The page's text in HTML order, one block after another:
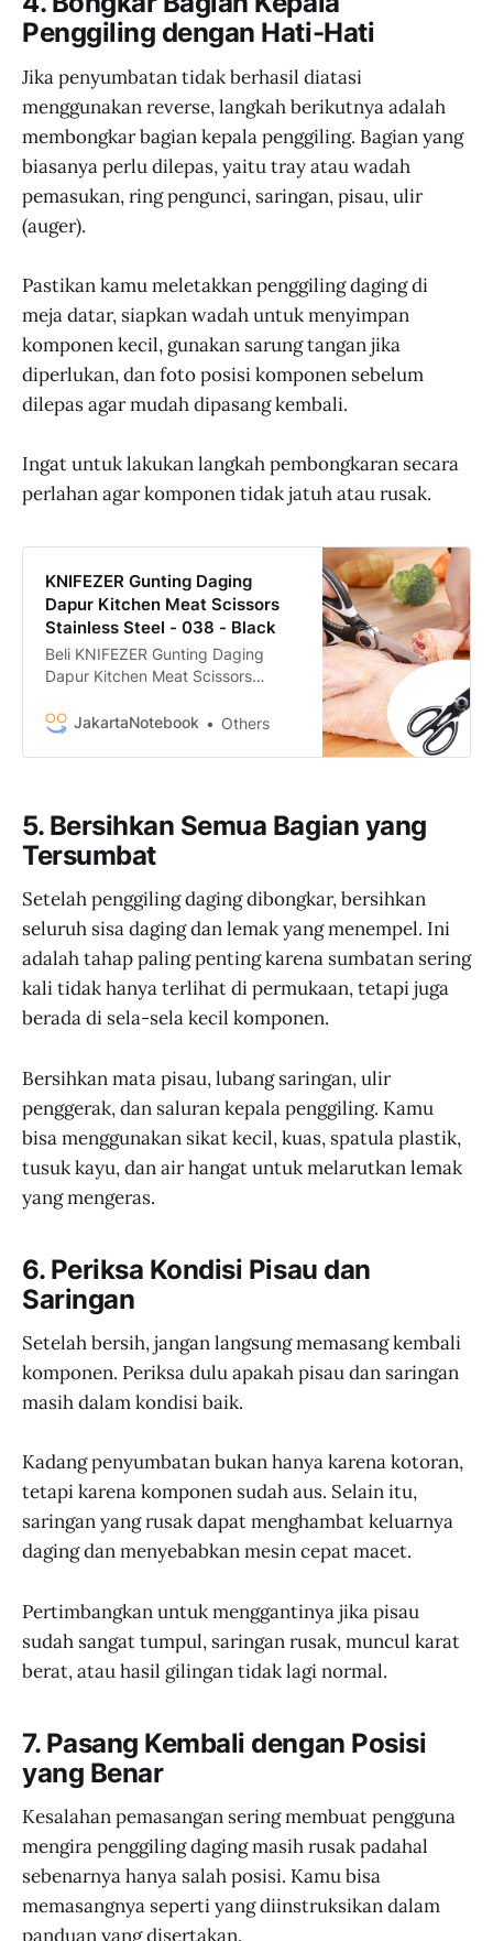
Penggiling dengan Hati-Hati
Jika penyumbatan tidak berhasil diatasi
menggunakan reverse, langkah berikutnya adalah
membongkar bagian kepala penggiling. Bagian yang
biasanya perlu dilepas, yaitu tray atau wadah
pemasukan, ring pengunci, saringan, pisau, ulir
(auger).
Pastikan kamu meletakkan penggiling daging di
meja datar, siapkan wadah untuk menyimpan
komponen kecil, gunakan sarung tangan jika
diperlukan, dan foto posisi komponen sebelum
dilepas agar mudah dipasang kembali.
Ingat untuk lakukan langkah pembongkaran secara
perlahan agar komponen tidak jatuh atau rusak.
KNIFEZER Gunting Daging
Dapur Kitchen Meat Scissors
Stainless Steel - 038 - Black
Beli KNIFEZER Gunting Daging
Dapur Kitchen Meat Scissors
bergaransi hanya di
fitur COD, 1-Day Shipping, dan
JakartaNotebook Others
5. Bersihkan Semua Bagian yang
Tersumbat
Setelah penggiling daging dibongkar, bersihkan
seluruh sisa daging dan lemak yang menempel. Ini
adalah tahap paling penting karena sumbatan sering
kali tidak hanya terlihat di permukaan, tetapi juga
berada di sela-sela kecil komponen.
Bersihkan mata pisau, lubang saringan, ulir
penggerak, dan saluran kepala penggiling. Kamu
bisa menggunakan sikat kecil, kuas, spatula plastik,
tusuk kayu, dan air hangat untuk melarutkan lemak
yang mengeras.
6. Periksa Kondisi Pisau dan
Saringan
Setelah bersih, jangan langsung memasang kembali
komponen. Periksa dulu apakah pisau dan saringan
masih dalam kondisi baik.
Kadang penyumbatan bukan hanya karena kotoran,
tetapi karena komponen sudah aus. Selain itu,
saringan yang rusak dapat menghambat keluarnya
daging dan menyebabkan mesin cepat macet.
Pertimbangkan untuk menggantinya jika pisau
sudah sangat tumpul, saringan rusak, muncul karat
berat, atau hasil gilingan tidak lagi normal.
7. Pasang Kembali dengan Posisi
yang Benar
Kesalahan pemasangan sering membuat pengguna
mengira penggiling daging masih rusak padahal
sebenarnya hanya salah posisi. Kamu bisa
memasangnya seperti yang diinstruksikan dalam
panduan yang disertakan.